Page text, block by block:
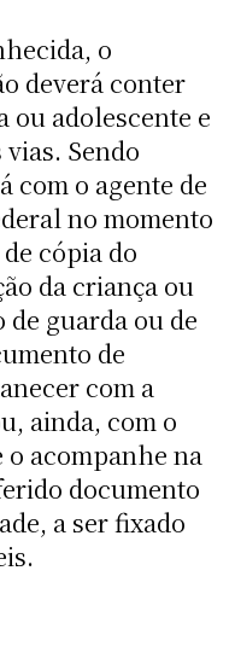
o
deverá conter
ou adolescente e
Sendo
com o agente de
no momento
cópia do
da criança ou
guarda ou de
de
com a
ainda, com o
acompanhe na
documento
a ser fixado